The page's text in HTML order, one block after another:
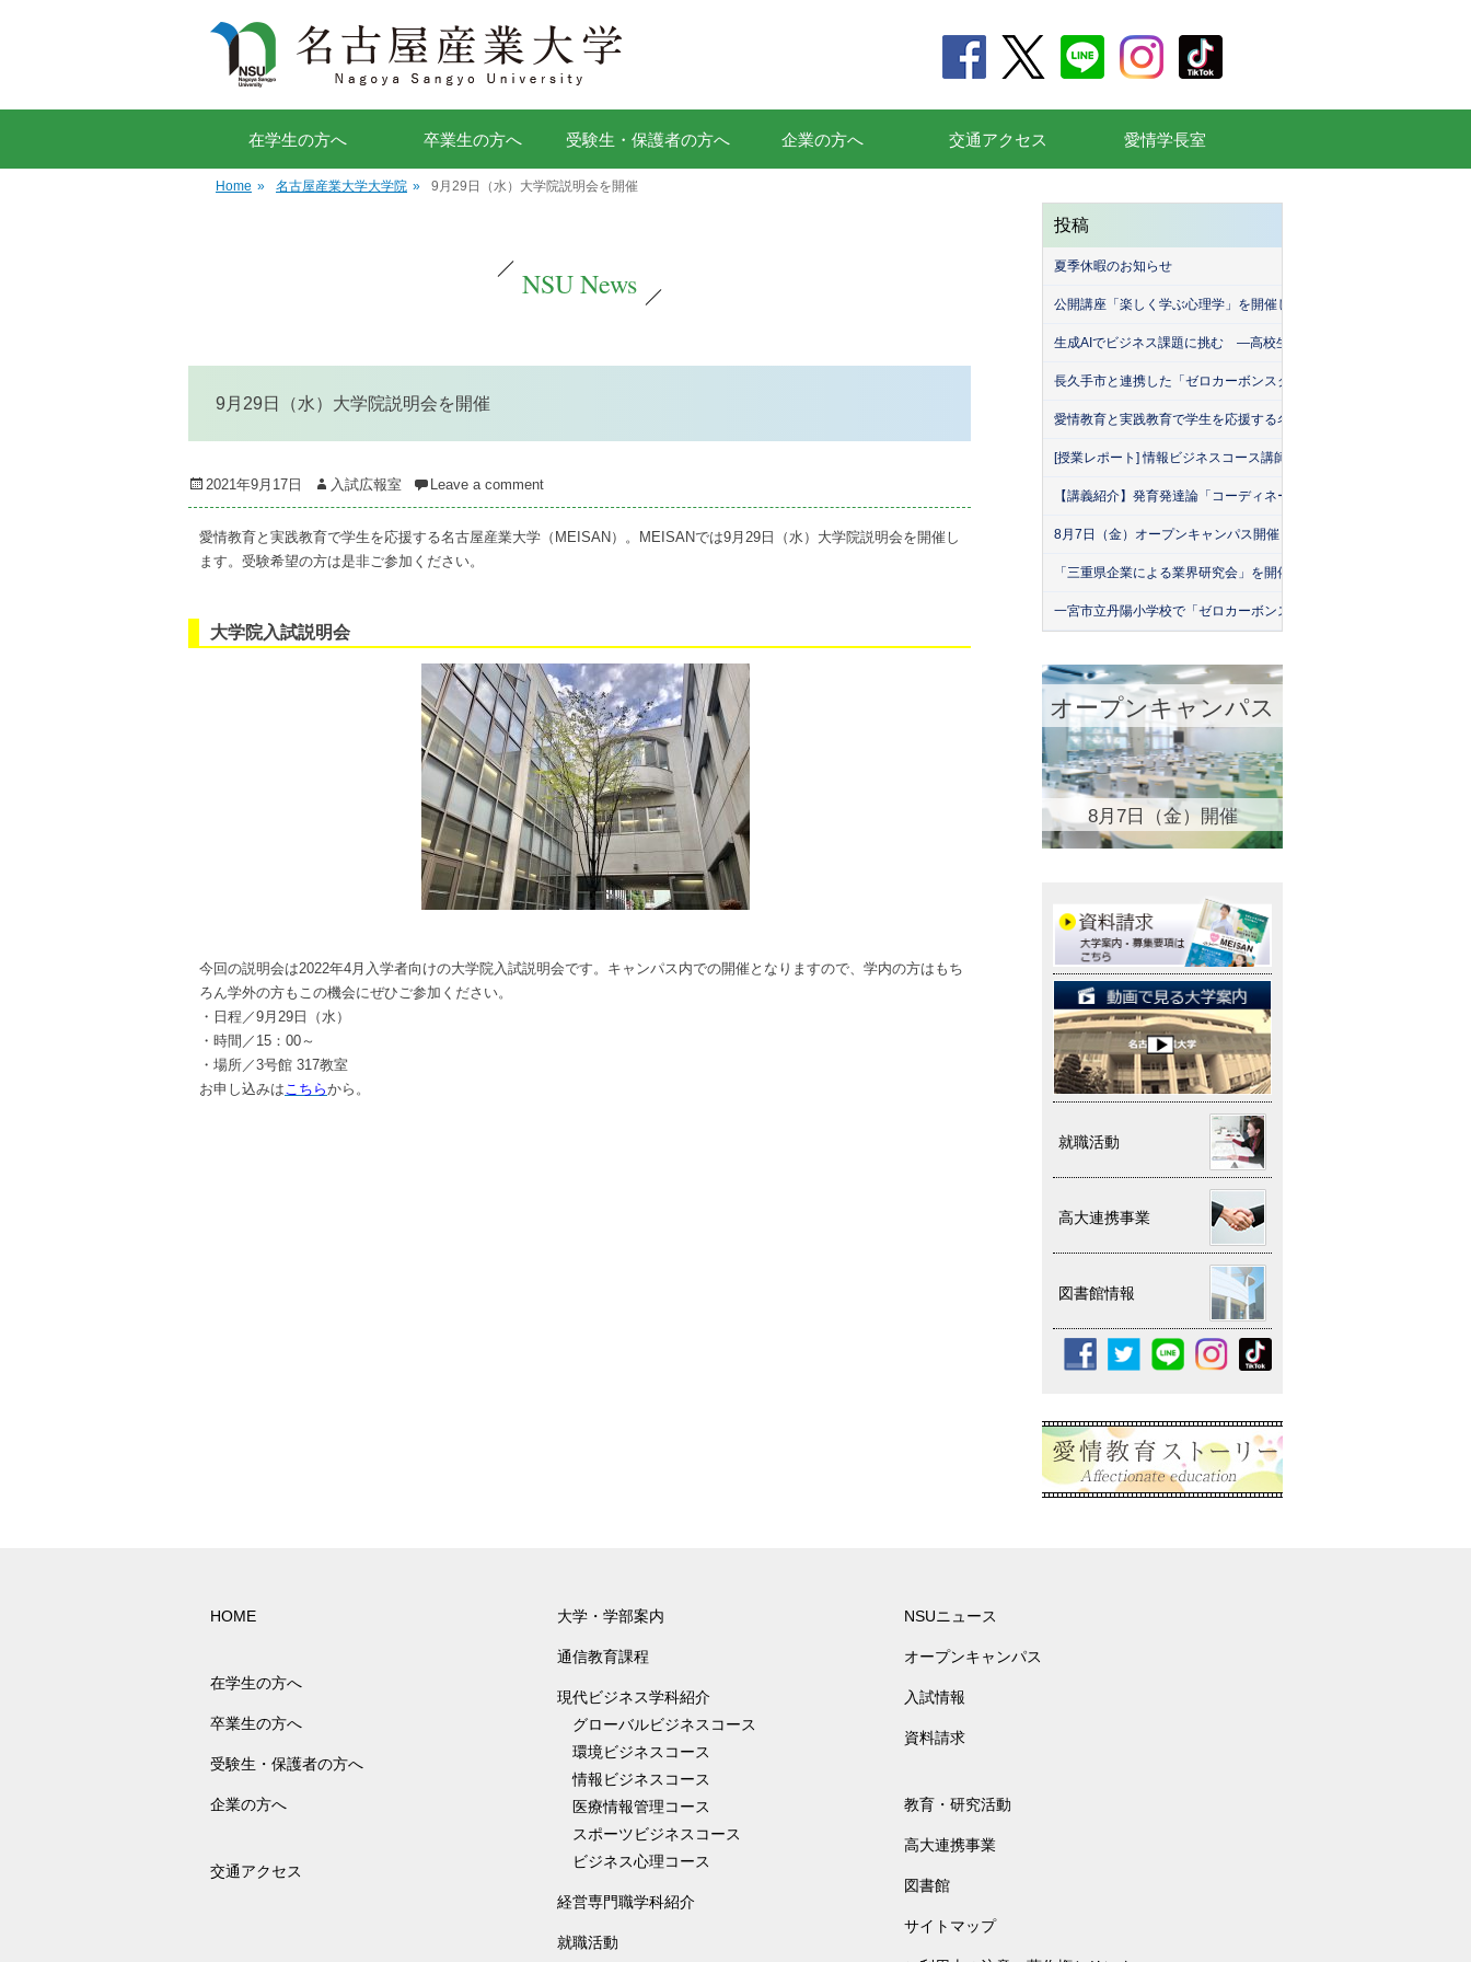
在学生の方へ 卒業生の方へ 受験生・保護者の方へ 企業の方へ 交通アクセス 愛情学長室
Home » 名古屋産業大学大学院 » 9月29日（水）大学院説明会を開催
NSU News
9月29日（水）大学院説明会を開催
Posted
on
2021年9月17日 Author
入試広報室 Leave a comment
愛情教育と実践教育で学生を応援する名古屋産業大学（MEISAN）。MEISANでは9月29日（水）大学院説明会を開催し
ます。受験希望の方は是非ご参加ください。
大学院入試説明会
今回の説明会は2022年4月入学者向けの大学院入試説明会です。キャンパス内での開催となりますので、学内の方はもち
ろん学外の方もこの機会にぜひご参加ください。
・日程／9月29日（水）
・時間／15：00～
・場所／3号館 317教室
お申し込みはこちらから。
投稿
夏季休暇のお知らせ
公開講座「楽しく学ぶ心理学」を開催しました
生成AIでビジネス課題に挑む ―高校生が挑んだ「堀商店」との生成
長久手市と連携した「ゼロカーボンスクール」を開催しました！
愛情教育と実践教育で学生を応援する名古屋産業大学（MEISAN）
[授業レポート] 情報ビジネスコース講師による「名古屋産業大学・
【講義紹介】発育発達論「コーディネーション運動の実際」
8月7日（金）オープンキャンパス開催！
「三重県企業による業界研究会」を開催！（26年7月）
一宮市立丹陽小学校で「ゼロカーボンスクール」出前授業を実施
オープンキャンパス
8月7日（金）開催
就職活動
高大連携事業
図書館情報
HOME
在学生の方へ
卒業生の方へ
受験生・保護者の方へ
企業の方へ
交通アクセス
大学・学部案内
通信教育課程
現代ビジネス学科紹介
グローバルビジネスコース
環境ビジネスコース
情報ビジネスコース
医療情報管理コース
スポーツビジネスコース
ビジネス心理コース
経営専門職学科紹介
就職活動
NSUニュース
オープンキャンパス
入試情報
資料請求
教育・研究活動
高大連携事業
図書館
サイトマップ